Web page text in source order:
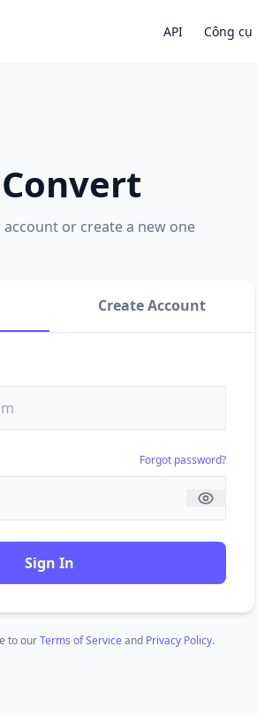
API Công cụ
or create a new one
Create Account
Forgot password?
Sign In
to ourTerms of Serviceand Privacy Policy.